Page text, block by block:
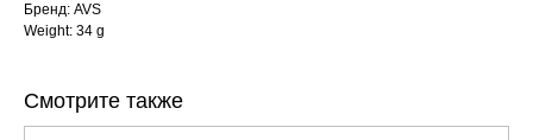
Бренд: AVS
Weight: 34 g
Смотрите также